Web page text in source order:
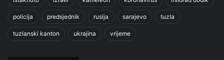
policija predsjednik rusija sarajevo tuzla
tuzlanski kanton ukrajina vrijeme